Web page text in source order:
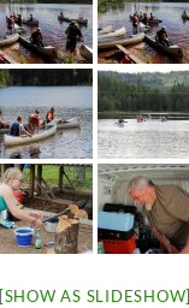
[SHOW AS SLIDESHOW]